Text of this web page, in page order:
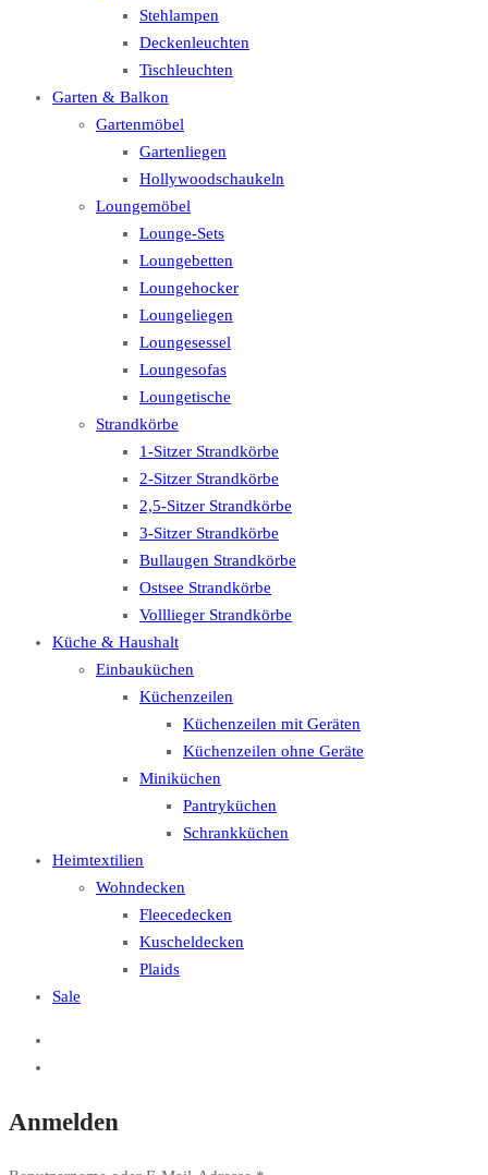
Stehlampen
Deckenleuchten
Tischleuchten
Garten & Balkon
Gartenmöbel
Gartenliegen
Hollywoodschaukeln
Loungemöbel
Lounge-Sets
Loungebetten
Loungehocker
Loungeliegen
Loungesessel
Loungesofas
Loungetische
Strandkörbe
1-Sitzer Strandkörbe
2-Sitzer Strandkörbe
2,5-Sitzer Strandkörbe
3-Sitzer Strandkörbe
Bullaugen Strandkörbe
Ostsee Strandkörbe
Volllieger Strandkörbe
Küche & Haushalt
Einbauküchen
Küchenzeilen
Küchenzeilen mit Geräten
Küchenzeilen ohne Geräte
Miniküchen
Pantryküchen
Schrankküchen
Heimtextilien
Wohndecken
Fleecedecken
Kuscheldecken
Plaids
Sale
Anmelden